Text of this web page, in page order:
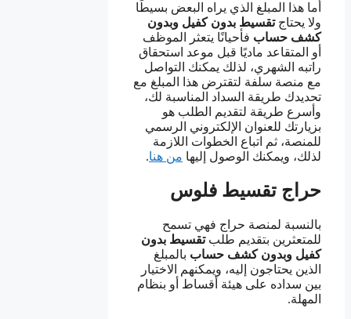
أما هذا المبلغ الذي يراه البعض بسيطًا
ولا يحتاجتقسيط بدون كفيل وبدون
كشف حساب فأحيانًا يتعثر الموظف
أو المتقاعد ماديًا قبل موعد استحقاق
راتبه الشهري، لذلك يمكنك التواصل
مع منصة سلفة لتقترض هذا المبلغ مع
تحديدك طريقة السداد المناسبة لك،
وأسرع طريقة لتقديم الطلب هو
بزيارتك للعنوان الإلكتروني الرسمي
للمنصة، ثم اتباع الخطوات اللازمة
لذلك، ويمكنك الوصول إليها من هنا.
حراج تقسيط فلوس
بالنسبة لمنصة حراج فهي تسمح
للمتعثرين بتقديم طلبتقسيط بدون
كفيل وبدون كشف حساب بالمبلغ
الذين يحتاجون إليه، ويمكنهم الاختيار
بين سداده على هيئة أقساط أو بنظام
المهلة.